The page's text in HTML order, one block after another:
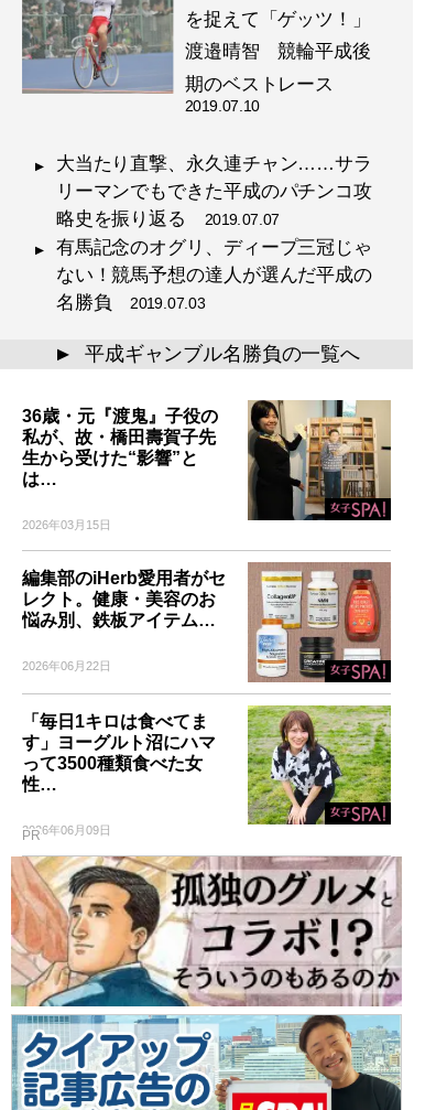
を捉えて「ゲッツ！」
渡邉晴智 競輪平成後
期のベストレース
2019.07.10
大当たり直撃、永久連チャン……サラ
リーマンでもできた平成のパチンコ攻
略史を振り返る 2019.07.07
有馬記念のオグリ、ディープ三冠じゃ
ない！競馬予想の達人が選んだ平成の
名勝負2019.07.03
▲ 平成ギャンブル名勝負の一覧へ
36歳・元『渡鬼』子役の
私が、故・橋田壽賀子先
生から受けた“影響”と
は…
2026年03月15日
編集部のiHerb愛用者がセ
レクト。健康・美容のお
悩み別、鉄板アイテム…
2026年06月22日
「毎日1キロは食べてま
す」ヨーグルト沼にハマ
って3500種類食べた女
性…
2026年06月09日
PR